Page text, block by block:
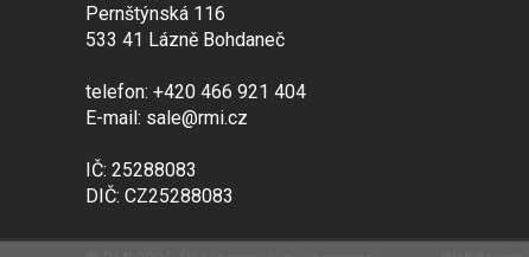
Pernštýnská 116
533 41 Lázně Bohdaneč
telefon: +420 466 921 404
E-mail: sale@rmi.cz
IČ: 25288083
DIČ: CZ25288083